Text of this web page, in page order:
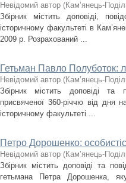
Невідомий автор (Кам’янець-
Збірник містить доповіді,
історичному факультеті в
2009 р. Розрахований ...
Гетьман Павло Полуботок:
Невідомий автор (Кам’янець-
Збірник містить доповіді та
присвяченої 360-річчю від дня
історичному факультеті ...
Петро Дорошенко:
Невідомий автор (Кам’янець-
Збірник містить доповіді та
гетьмана Петра Дорошенка,